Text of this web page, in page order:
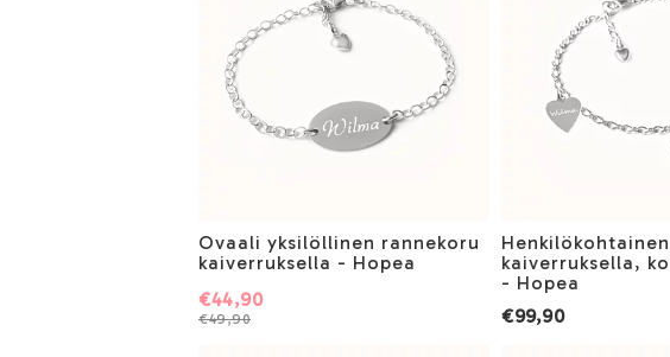
Ovaali yksilöllinen rannekoru
kaiverruksella - Hopea
€49,90
€44,90
kaiverruksella,
- Hopea
€99,90